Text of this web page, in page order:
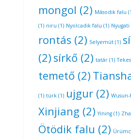
mongol (2) Második falu
(1) niru (1) Nyolcadik falu (1) Nyugati
rontás (2) Selyemút (1)
(2) sírkő (2) tatár (1)
temető (2)
(1) türk (1) ujgur (2) Wusun-
Xinjiang (2) Yining (1)
Ötödik falu (2)